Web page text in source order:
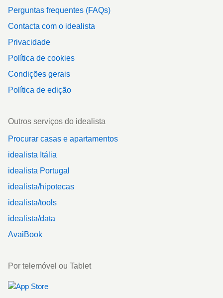
Perguntas frequentes (FAQs)
Contacta com o idealista
Privacidade
Política de cookies
Condições gerais
Política de edição
Outros serviços do idealista
Procurar casas e apartamentos
idealista Itália
idealista Portugal
idealista/hipotecas
idealista/tools
idealista/data
AvaiBook
Por telemóvel ou Tablet